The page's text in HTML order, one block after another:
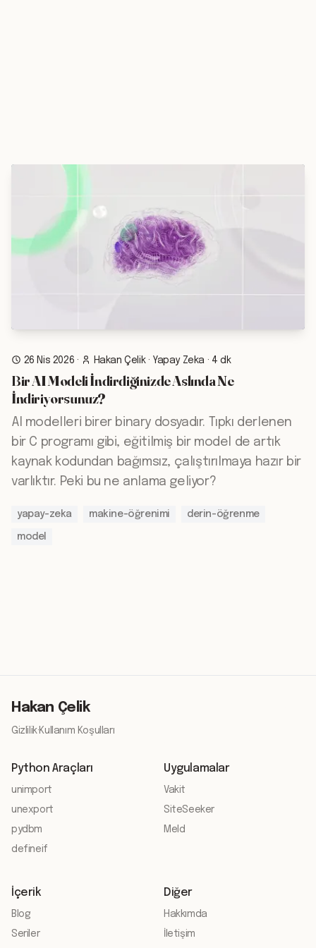
26 Nis 2026 · Hakan Çelik· Yapay Zeka · 4 dk
Bir AI Modeli İndirdiğinizde Aslında Ne
İndiriyorsunuz?
AI modelleri birer binary dosyadır. Tıpkı derlenen
bir C programı gibi, eğitilmiş bir model de artık
kaynak kodundan bağımsız, çalıştırılmaya hazır bir
varlıktır. Peki bu ne anlama geliyor?
yapay-zeka makine-öğrenimi derin-öğrenme
model
Hakan Çelik
Gizlilik·Kullanım Koşulları
Python Araçları
unimport
unexport
pydbm
defineif
Uygulamalar
Vakit
SiteSeeker
Meld
İçerik
Blog
Seriler
Diğer
Hakkımda
İletişim